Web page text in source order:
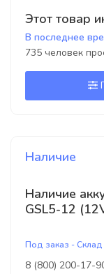
Этот товар
В последнее
735 человек
Наличие
Наличие
GSL5-12
Под заказ - Склад
8 (800) 200-17-